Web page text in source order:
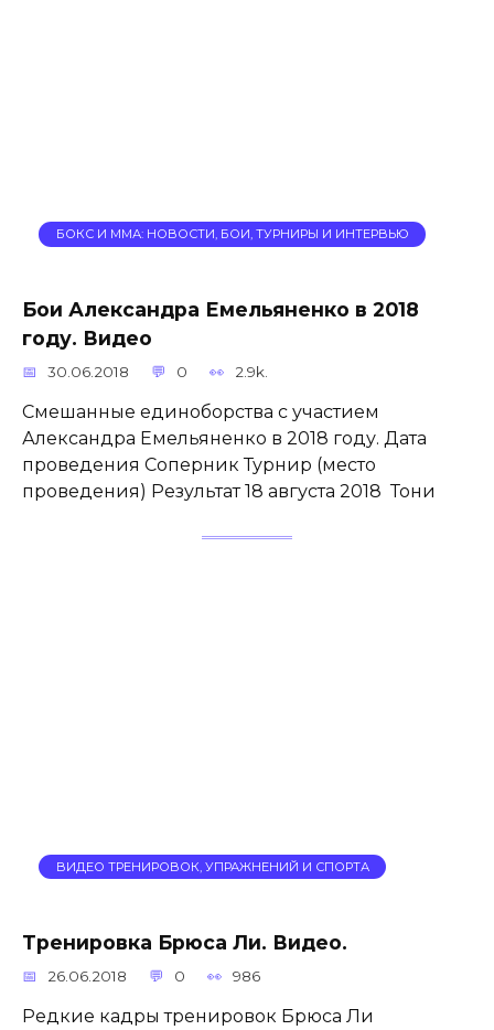
БОКС И ММА: НОВОСТИ, БОИ, ТУРНИРЫ И ИНТЕРВЬЮ
Бои Александра Емельяненко в 2018
году. Видео
30.06.2018 0 2.9k.
Смешанные единоборства с участием
Александра Емельяненко в 2018 году. Дата
проведения Соперник Турнир (место
проведения) Результат 18 августа 2018 Тони
ВИДЕО ТРЕНИРОВОК, УПРАЖНЕНИЙ И СПОРТА
Тренировка Брюса Ли. Видео.
26.06.2018 0 986
Редкие кадры тренировок Брюса Ли